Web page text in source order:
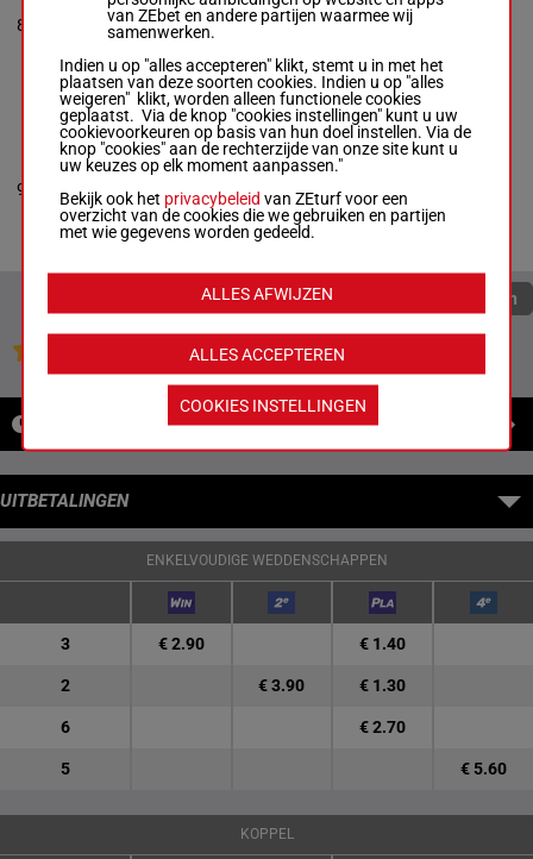
8
64 kg
4s 1h 2s 4h 3h
(22) 1s Ts 2s 3s As
1s 1s
M/6 64 kg
4s 1h 2s 4h 3h
(22) 1s Ts 2s
9
ROSA KLEB
Meunier Gab.-
Cottin D.
M/6 -
64 kg
1h 1s 3h 7s 5h
(22) Ts 1s 3s 6h 1h
4h (21) 6h
M/6 64 kg
1h 1s 3h 7s 5h
(22) Ts 1s 3s
6h 1h 4h (21)
6h
Quoteringen verversen
Jouw favoriete paarden
UITBETALINGEN
ENKELVOUDIGE WEDDENSCHAPPEN
3 € 2.90 € 1.40
2 € 3.90 € 1.30
6 € 2.70
5 € 5.60
KOPPEL
van ZEbet en andere partijen waarmee wij
samenwerken.
Indien u op "alles accepteren" klikt, stemt u in met het
plaatsen van deze soorten cookies. Indien u op "alles
weigeren" klikt, worden alleen functionele cookies
geplaatst. Via de knop "cookies instellingen" kunt u uw
cookievoorkeuren op basis van hun doel instellen. Via de
knop "cookies" aan de rechterzijde van onze site kunt u
uw keuzes op elk moment aanpassen."
Bekijk ook het privacybeleid van ZEturf voor een
overzicht van de cookies die we gebruiken en partijen
met wie gegevens worden gedeeld.
ALLES ACCEPTEREN
ALLES AFWIJZEN
COOKIES INSTELLINGEN